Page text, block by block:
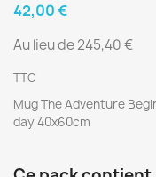
42,00 €
Au lieu de 245,40 €
TTC
MugThe Adventure
day 40x60cm